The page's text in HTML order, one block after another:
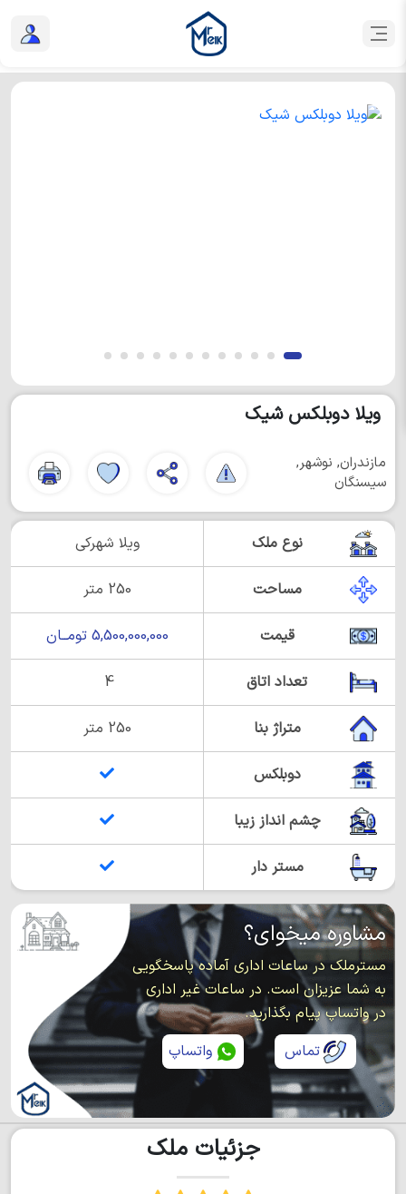
ویلا دوبلکس شیک
مازندران, نوشهر,
سیسنگان
نوع ملک ویلا شهرکی
مساحت 250 متر
قیمت 5,500,000,000 تومــان
تعداد اتاق 4
متراژ بنا 250 متر
دوبلکس
چشم انداز زیبا
مستر دار
مشاوره میخوای؟
مسترملک در ساعات اداری آماده پاسخگویی
به شما عزیزان است. در ساعات غیر اداری
در واتساپ پیام بگذارید.
تماس
واتساپ
جزئیات ملک